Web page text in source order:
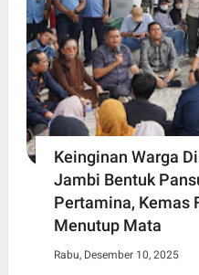
Keinginan Warga
Jambi Bentuk
Pertamina, Kemas
Menutup Mata
Rabu, Desember 10, 2025